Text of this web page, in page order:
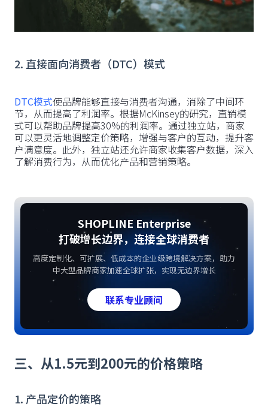
2. 直接面向消费者（DTC）模式
DTC模式使品牌能够直接与消费者沟通，消除了中间环
节，从而提高了利润率。根据McKinsey的研究，直销模
式可以帮助品牌提高30%的利润率。通过独立站，商家
可以更灵活地调整定价策略，增强与客户的互动，提升客
户满意度。此外，独立站还允许商家收集客户数据，深入
了解消费行为，从而优化产品和营销策略。
SHOPLINE Enterprise
打破增长边界，连接全球消费者
高度定制化、可扩展、低成本的企业级跨境解决方案，助力
中大型品牌商家加速全球扩张，实现无边界增长
联系专业顾问
三、从1.5元到200元的价格策略
1. 产品定价的策略